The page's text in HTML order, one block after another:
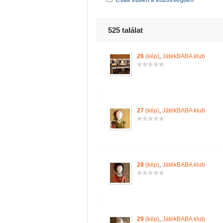
525 találat
26 (kép), JátékBABA klub
27 (kép), JátékBABA klub
28 (kép), JátékBABA klub
29 (kép), JátékBABA klub